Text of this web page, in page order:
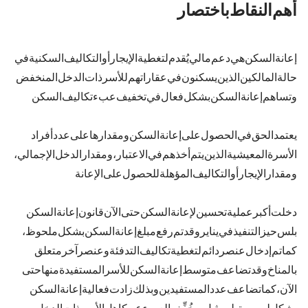
أهم النقاط باختصار
إعانة السكن هي دعم مالي يُقدم لتغطية الإيجار أو التكاليف السكنية (في
حالة المالكين الذين يسكنون في عقاراتهم) للأسر ذات الدخل المنخفض.
وتساهم إعانة السكن بشكل فعال في تخفيف عبء تكاليف السكن.
يعتمد الحق في الحصول على إعانة السكن ومقدارها على عدد أفراد
الأسرة المعيشية الذين يتم أخذهم في الاعتبار، ومقدار الدخل الإجمالي،
ومقدار الإيجار أو التكاليف المؤهلة للحصول على الإعانة.
دخلت أكبر عملية تحسين لإعانة السكن حتى الآن — قانون «إعانة السكن
بلس» — حيز التنفيذ في 1 يناير 2023. وقد تم رفع مبلغ إعانة السكن بشكل ملحوظ،
كما تم إدخال عنصر دائم لتغطية تكاليف التدفئة وعنصر آخر متعلق
بالمناخ. وقد تضاعف متوسط إعانة السكن للأسر المستفيدة منها حتى
الآن، كما تضاعف عدد المستفيدين: وبذلك زادت فعالية إعانة السكن